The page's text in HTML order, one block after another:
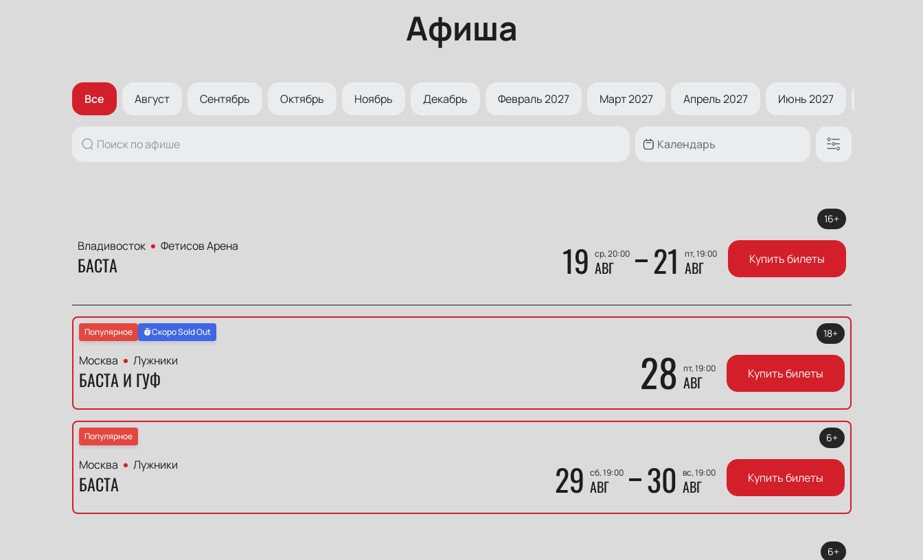
Афиша
Все Август Сентябрь Октябрь Ноябрь Декабрь Февраль 2027 Март 2027 Апрель 2027 Июнь 2027
Владивосток Фетисов Арена
БАСТА 19 ср, 20:00
АВГ 21 пт, 19:00
АВГ
16+
Купить билеты
Популярное Скоро Sold Out
Москва Лужники
БАСТА И ГУФ 28 пт, 19:00
АВГ
18+
Купить билеты
Популярное
Москва Лужники
БАСТА 29 сб, 19:00
АВГ 30 вс, 19:00
АВГ
6+
Купить билеты
6+